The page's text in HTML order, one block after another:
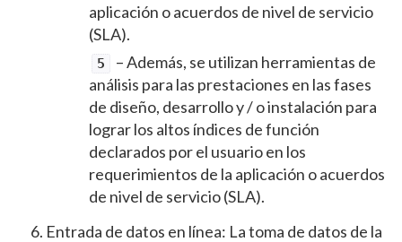
aplicación o acuerdos de nivel de servicio
(SLA).
5
– Además, se utilizan herramientas de
análisis para las prestaciones en las fases
de diseño, desarrollo y / o instalación para
lograr los altos índices de función
declarados por el usuario en los
requerimientos de la aplicación o acuerdos
de nivel de servicio (SLA).
Entrada de datos en línea: La toma de datos de la